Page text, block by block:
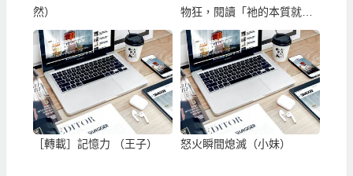
然）
物狂，閱讀「祂的本質就是
這樣」文章後感。（澄明）
［轉載］記憶力 （王子） 怒火瞬間熄滅（小妹）